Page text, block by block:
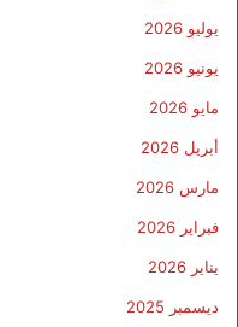
يوليو 2026
يونيو 2026
مايو 2026
أبريل 2026
مارس 2026
فبراير 2026
يناير 2026
ديسمبر 2025